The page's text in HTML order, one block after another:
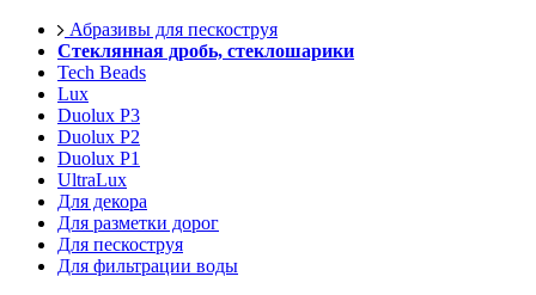
Абразивы для пескоструя
Стеклянная дробь, стеклошарики
Tech Beads
Lux
Duolux P3
Duolux P2
Duolux P1
UltraLux
Для декора
Для разметки дорог
Для пескоструя
Для фильтрации воды